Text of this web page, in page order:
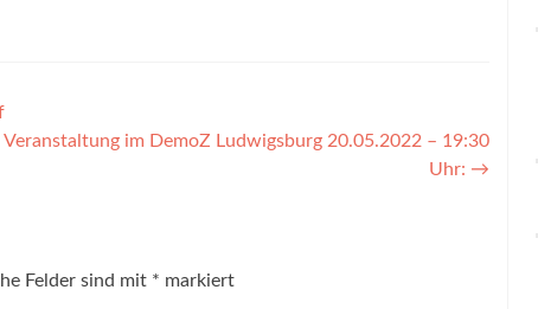
Veranstaltung im DemoZ Ludwigsburg 20.05.2022 – 19:30
Uhr: →
Felder sind mit * markiert